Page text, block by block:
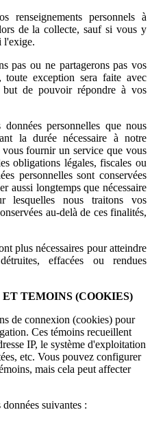
renseignements personnels à
de la collecte, sauf si vous y
l'exige.
pas ou ne partagerons pas vos
toute exception sera faite avec
de pouvoir répondre à vos
personnelles que nous
la durée nécessaire à notre
fournir un service que vous
obligations légales, fiscales ou
personnelles sont conservées
aussi longtemps que nécessaire
lesquelles nous traitons vos
au-delà de ces finalités,
plus nécessaires pour atteindre
effacées ou rendues
TEMOINS (COOKIES)
de connexion (cookies) pour
Ces témoins recueillent
IP, le système d'exploitation
etc. Vous pouvez configurer
mais cela peut affecter
suivantes :